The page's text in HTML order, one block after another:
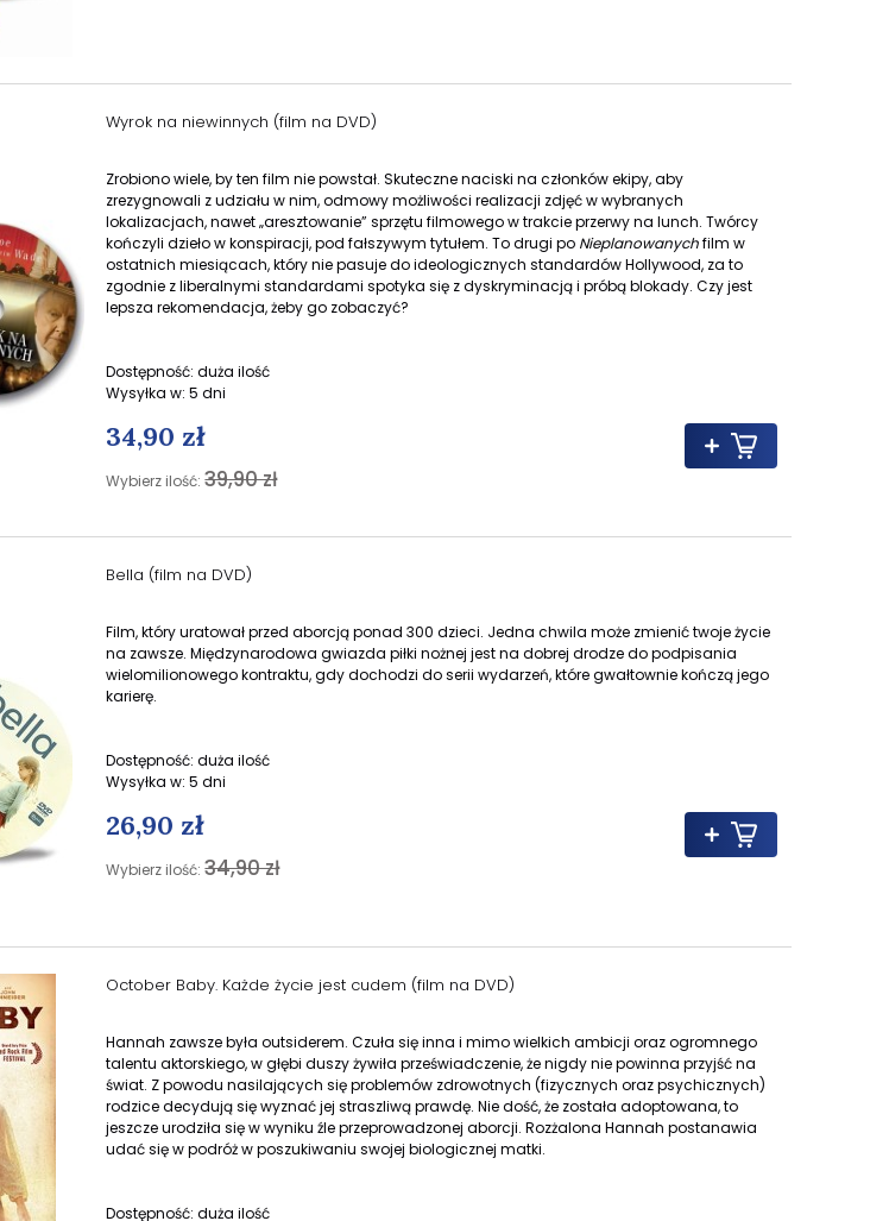
Wyrok na niewinnych (film na DVD)
Zrobiono wiele, by ten film nie powstał.Skuteczne naciski na członków ekipy, aby
zrezygnowali z udziału w nim, odmowy możliwości realizacji zdjęć w wybranych
lokalizacjach, nawet „aresztowanie” sprzętu filmowego w trakcie przerwy na lunch.Twórcy
kończyli dzieło w konspiracji, pod fałszywym tytułem. To drugi po Nieplanowanychfilm w
ostatnich miesiącach, który nie pasuje do ideologicznych standardów Hollywood, za to
zgodnie z liberalnymi standardami spotyka się z dyskryminacją i próbą blokady. Czy jest
lepsza rekomendacja, żeby go zobaczyć?
Dostępność: duża ilość
Wysyłka w: 5 dni
34,90 zł
Wybierz ilość:39,90 zł
Bella (film na DVD)
Film, który uratował przed aborcją ponad 300 dzieci. Jedna chwila może zmienić twoje życie
na zawsze.Międzynarodowa gwiazda piłki nożnej jest na dobrej drodze do podpisania
wielomilionowego kontraktu, gdy dochodzi do serii wydarzeń, które gwałtownie kończą jego
karierę.
Dostępność: duża ilość
Wysyłka w: 5 dni
26,90 zł
Wybierz ilość:34,90 zł
October Baby. Każde życie jest cudem (film na DVD)
Hannah zawsze była outsiderem. Czuła się inna i mimo wielkich ambicji oraz ogromnego
talentu aktorskiego, w głębi duszy żywiła przeświadczenie, że nigdy nie powinna przyjść na
świat. Z powodu nasilających się problemów zdrowotnych (fizycznych oraz psychicznych)
rodzice decydują się wyznać jej straszliwą prawdę. Nie dość, że została adoptowana, to
jeszcze urodziła się w wyniku źle przeprowadzonej aborcji. Rozżalona Hannah postanawia
udać się w podróż w poszukiwaniu swojej biologicznej matki.
Dostępność: duża ilość